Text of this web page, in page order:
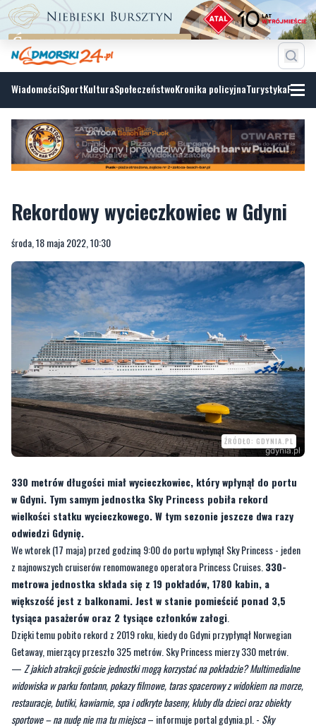
WiadomościSportKulturaSpołeczeństwoKronika policyjnaTurystyka
Rekordowy wycieczkowiec w Gdyni
środa, 18 maja 2022, 10:30
ŹRÓDŁO: GDYNIA.PL
330 metrów długości miał wycieczkowiec, który wpłynął do portu
w Gdyni. Tym samym jednostka Sky Princess pobiła rekord
wielkości statku wycieczkowego. W tym sezonie jeszcze dwa razy
odwiedzi Gdynię.
We wtorek (17 maja) przed godziną 9:00 do portu wpłynął Sky Princess - jeden
z najnowszych cruiserów renomowanego operatora Princess Cruises.330-
metrowa jednostka składa się z 19 pokładów, 1780 kabin, a
większość jest z balkonami. Jest w stanie pomieścić ponad 3,5
tysiąca pasażerów oraz 2 tysiące członków załogi.
Dzięki temu pobito rekord z 2019 roku, kiedy do Gdyni przypłynął Norwegian
Getaway, mierzący przeszło 325 metrów. Sky Princess mierzy 330 metrów.
—Z jakich atrakcji goście jednostki mogą korzystać na pokładzie? Multimedialne
widowiska w parku fontann, pokazy filmowe, taras spacerowy z widokiem na morze,
restauracje, butiki, kawiarnie, spa i odkryte baseny, kluby dla dzieci oraz obiekty
sportowe – na nudę nie ma tu miejsca– informuje portal gdynia.pl. - Sky